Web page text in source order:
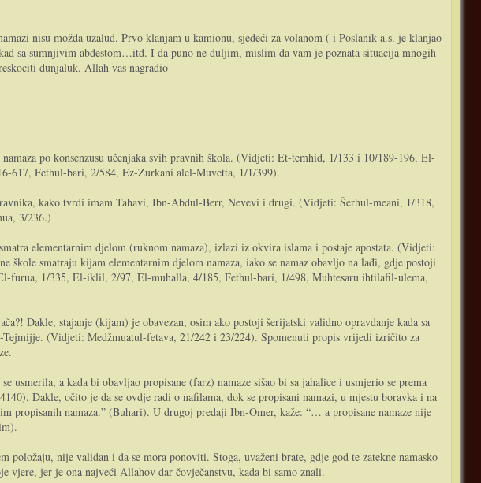
nisu možda uzalud. Prvo klanjam u kamionu, sjedeći za volanom ( i Poslanik a.s. je klanjao
sa sumnjivim abdestom…itd. I da puno ne duljim, mislim da vam je poznata situacija mnogih
dunjaluk. Allah vas nagradio
po konsenzusu učenjaka svih pravnih škola. (Vidjeti: Et-temhid, 1/133 i 10/189-196, El-
617, Fethul-bari, 2/584, Ez-Zurkani alel-Muvetta, 1/1/399).
kako tvrdi imam Tahavi, Ibn-Abdul-Berr, Nevevi i drugi. (Vidjeti: Šerhul-meani, 1/318,
3/236.)
elementarnim djelom (ruknom namaza), izlazi iz okvira islama i postaje apostata. (Vidjeti:
smatraju kijam elementarnim djelom namaza, iako se namaz obavljo na lađi, gdje postoji
furua, 1/335, El-iklil, 2/97, El-muhalla, 4/185, Fethul-bari, 1/498, Muhtesaru ihtilafil-ulema,
Dakle, stajanje (kijam) je obavezan, osim ako postoji šerijatski validno opravdanje kada sa
(Vidjeti: Medžmuatul-fetava, 21/242 i 23/224). Spomenuti propis vrijedi izričito za
a kada bi obavljao propisane (farz) namaze sišao bi sa jahalice i usmjerio se prema
Dakle, očito je da se ovdje radi o nafilama, dok se propisani namazi, u mjestu boravka i na
propisanih namaza.” (Buhari). U drugoj predaji Ibn-Omer, kaže: “… a propisane namaze nije
položaju, nije validan i da se mora ponoviti. Stoga, uvaženi brate, gdje god te zatekne namasko
vjere, jer je ona najveći Allahov dar čovječanstvu, kada bi samo znali.